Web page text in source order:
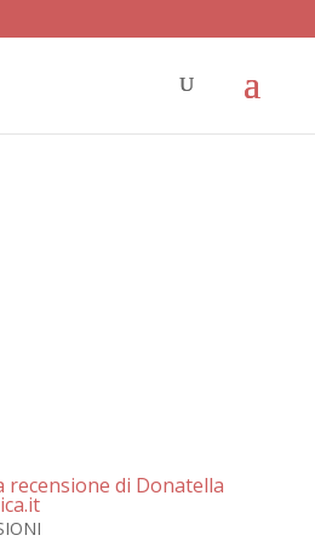
recensione di Donatella